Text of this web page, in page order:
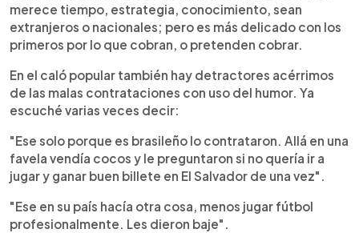
merece tiempo, estrategia, conocimiento, sean
extranjeros o nacionales; pero es más delicado con los
primeros por lo que cobran, o pretenden cobrar.
En el caló popular también hay detractores acérrimos
de las malas contrataciones con uso del humor. Ya
escuché varias veces decir:
"Ese solo porque es brasileño lo contrataron. Allá en una
favela vendía cocos y le preguntaron si no quería ir a
jugar y ganar buen billete en El Salvador de una vez".
"Ese en su país hacía otra cosa, menos jugar fútbol
profesionalmente. Les dieron baje".